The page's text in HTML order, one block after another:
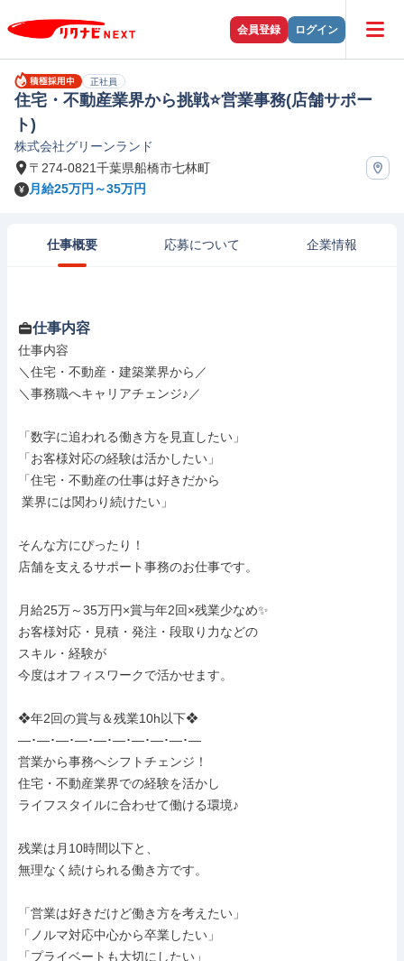
会員登録 ログイン
正社員
住宅・不動産業界から挑戦⭐営業事務(店舗サポー
ト)
株式会社グリーンランド
〒274-0821千葉県船橋市七林町
月給25万円～35万円
仕事概要 応募について 企業情報
仕事内容
仕事内容
＼住宅・不動産・建築業界から／
＼事務職へキャリアチェンジ♪／
「数字に追われる働き方を見直したい」
「お客様対応の経験は活かしたい」
「住宅・不動産の仕事は好きだから
そんな方にぴったり！
店舗を支えるサポート事務のお仕事です。
月給25万～35万円×賞与年2回×残業少なめ✨
お客様対応・見積・発注・段取り力などの
スキル・経験が
今度はオフィスワークで活かせます。
❖年2回の賞与＆残業10h以下❖
―･―･―･―･―･―･―･―･―･―
営業から事務へシフトチェンジ！
住宅・不動産業界での経験を活かし
ライフスタイルに合わせて働ける環境♪
残業は月10時間以下と、
無理なく続けられる働き方です。
「営業は好きだけど働き方を考えたい」
「ノルマ対応中心から卒業したい」
「プライベートも大切にしたい」